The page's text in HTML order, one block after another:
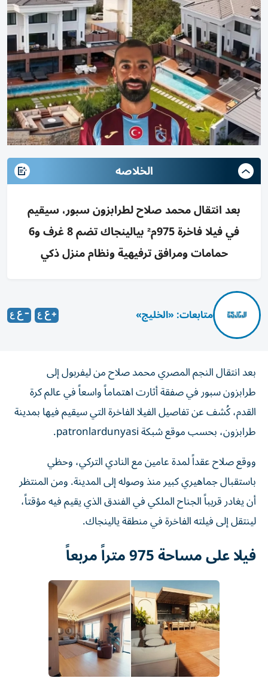
الخلاصه
بعد انتقال محمد صلاح لطرابزون سبور، سيقيم
في فيلا فاخرة 975م² بيالينجاك تضم 8 غرف و6
حمامات ومرافق ترفيهية ونظام منزل ذكي
متابعات: «الخليج»
بعد انتقال النجم المصري محمد صلاح من ليفربول إلى
طرابزون سبور في صفقة أثارت اهتماماً واسعاً في عالم كرة
القدم، كُشف عن تفاصيل الفيلا الفاخرة التي سيقيم فيها بمدينة
طرابزون، بحسب موقع شبكة patronlardunyasi.
ووقع صلاح عقداً لمدة عامين مع النادي التركي، وحظي
باستقبال جماهيري كبير منذ وصوله إلى المدينة. ومن المنتظر
أن يغادر قريباً الجناح الملكي في الفندق الذي يقيم فيه مؤقتاً،
لينتقل إلى فيلته الفاخرة في منطقة يالينجاك.
فيلا على مساحة 975 متراً مربعاً